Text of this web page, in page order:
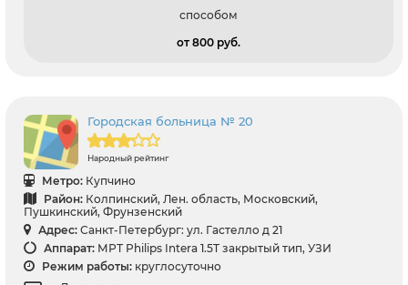
способом
от 800 pуб.
Городская больница № 20
Народный рейтинг
Метро: Купчино
Район: Колпинский, Лен. область, Московский,
Пушкинский, Фрунзенский
Адрес: Санкт-Петербург: ул. Гастелло д 21
Аппарат: МРТ Philips Intera 1.5T закрытый тип, УЗИ
Режим работы: круглосуточно